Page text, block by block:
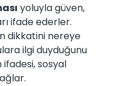
yoluyla güven,
ifade ederler.
dikkatini nereye
ilgi duyduğunu
sosyal